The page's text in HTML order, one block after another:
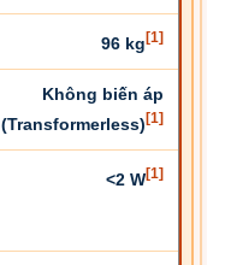
96 kg [1]
Không biến áp
(Transformerless) [1]
<2 W[1]